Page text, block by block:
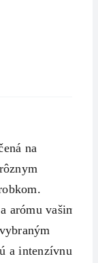
na
arómu vašim
a intenzívnu